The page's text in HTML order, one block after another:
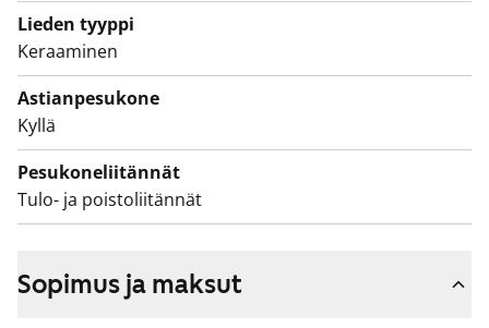
sekä asunnon tarpeen syyhyn.
Lieden tyyppi
Keraaminen
Astianpesukone
Kyllä
Pesukoneliitännät
Tulo- ja poistoliitännät
Sopimus ja maksut